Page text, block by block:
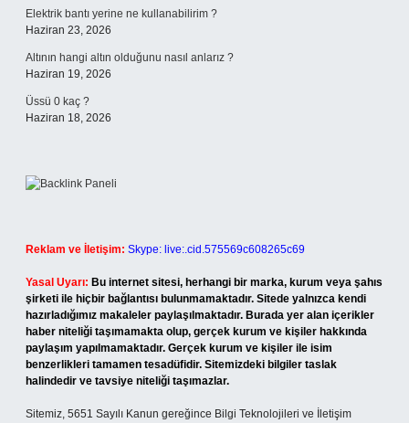
Elektrik bantı yerine ne kullanabilirim ?
Haziran 23, 2026
Altının hangi altın olduğunu nasıl anlarız ?
Haziran 19, 2026
Üssü 0 kaç ?
Haziran 18, 2026
Reklam ve İletişim: Skype: live:.cid.575569c608265c69
Yasal Uyarı: Bu internet sitesi, herhangi bir marka, kurum veya şahıs
şirketi ile hiçbir bağlantısı bulunmamaktadır. Sitede yalnızca kendi
hazırladığımız makaleler paylaşılmaktadır. Burada yer alan içerikler
haber niteliği taşımamakta olup, gerçek kurum ve kişiler hakkında
paylaşım yapılmamaktadır. Gerçek kurum ve kişiler ile isim
benzerlikleri tamamen tesadüfidir. Sitemizdeki bilgiler taslak
halindedir ve tavsiye niteliği taşımazlar.
Sitemiz, 5651 Sayılı Kanun gereğince Bilgi Teknolojileri ve İletişim